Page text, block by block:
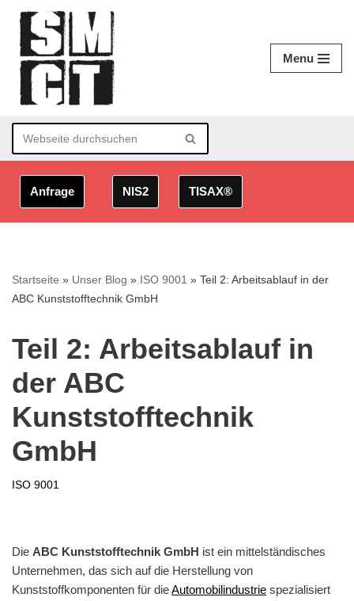
Zum
Inhalt
springen
Menu
Anfrage NIS2 TISAX®
Startseite » Unser Blog » ISO 9001 » Teil 2: Arbeitsablauf in der
ABC Kunststofftechnik GmbH
Teil 2: Arbeitsablauf in
der ABC
Kunststofftechnik
GmbH
ISO 9001
Die ABC Kunststofftechnik GmbH ist ein mittelständisches
Unternehmen, das sich auf die Herstellung von
Kunststoffkomponenten für dieAutomobilindustrie spezialisiert